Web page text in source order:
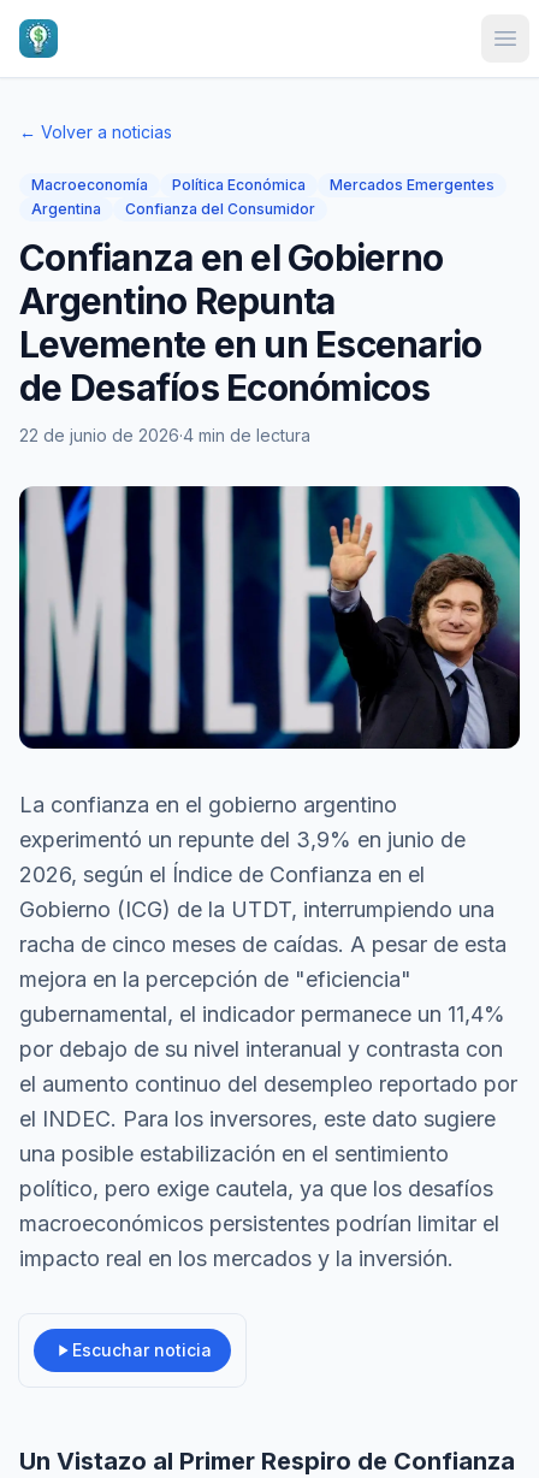
← Volver a noticias
Macroeconomía Política Económica
Mercados Emergentes
Argentina
Confianza del Consumidor
Confianza en el Gobierno
Argentino Repunta
Levemente en un Escenario
de Desafíos Económicos
22 de junio de 2026·4 min de lectura
La confianza en el gobierno argentino
experimentó un repunte del 3,9% en junio de
2026, según el Índice de Confianza en el
Gobierno (ICG) de la UTDT, interrumpiendo una
racha de cinco meses de caídas. A pesar de esta
mejora en la percepción de "eficiencia"
gubernamental, el indicador permanece un 11,4%
por debajo de su nivel interanual y contrasta con
el aumento continuo del desempleo reportado por
el INDEC. Para los inversores, este dato sugiere
una posible estabilización en el sentimiento
político, pero exige cautela, ya que los desafíos
macroeconómicos persistentes podrían limitar el
impacto real en los mercados y la inversión.
Escuchar noticia
Un Vistazo al Primer Respiro de Confianza